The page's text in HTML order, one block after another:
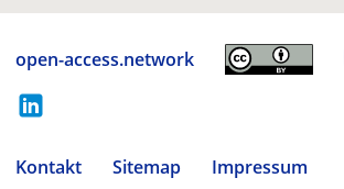
open-access.network
Kontakt Sitemap
Impressum